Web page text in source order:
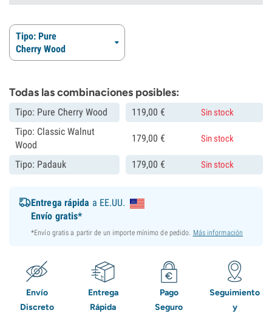
Tipo: Pure
Cherry Wood
Todas las combinaciones posibles:
Tipo: Pure Cherry Wood 119,00 € Sin stock
Tipo: Classic Walnut
Wood
179,00 € Sin stock
Tipo: Padauk 179,00 € Sin stock
Entrega rápida a EE.UU.
Envío gratis*
*Envío gratis a partir de un importe mínimo de pedido. Más información
Envío
Discreto
Entrega
Rápida
Pago
Seguro
Seguimiento
y